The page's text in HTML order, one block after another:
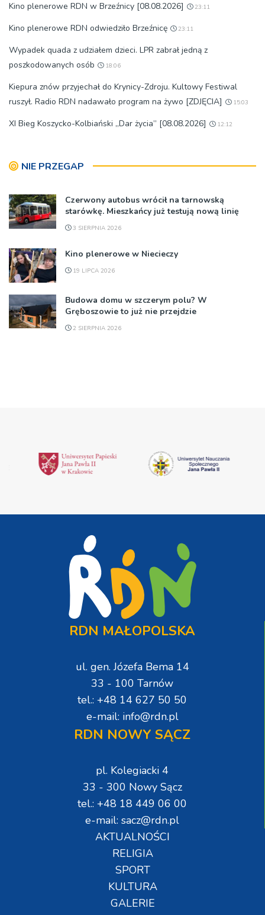
Kino plenerowe RDN w Brzeźnicy [08.08.2026] 23:11
Kino plenerowe RDN odwiedziło Brzeźnicę 23:11
Wypadek quada z udziałem dzieci. LPR zabrał jedną z
poszkodowanych osób
18:06
Kiepura znów przyjechał do Krynicy-Zdroju. Kultowy Festiwal
ruszył. Radio RDN nadawało program na żywo [ZDJĘCIA]
15:03
XI Bieg Koszycko-Kolbiański „Dar życia” [08.08.2026] 12:12
NIE PRZEGAP
Czerwony autobus wrócił na tarnowską
starówkę. Mieszkańcy już testują nową linię
3 SIERPNIA 2026
Kino plenerowe w Niecieczy
19 LIPCA 2026
Budowa domu w szczerym polu? W
Gręboszowie to już nie przejdzie
2 SIERPNIA 2026
RDN MAŁOPOLSKA
ul. gen. Józefa Bema 14
33 - 100 Tarnów
tel.: +48 14 627 50 50
e-mail: info@rdn.pl
RDN NOWY SĄCZ
pl. Kolegiacki 4
33 - 300 Nowy Sącz
tel.: +48 18 449 06 00
e-mail: sacz@rdn.pl
AKTUALNOŚCI
RELIGIA
SPORT
KULTURA
GALERIE